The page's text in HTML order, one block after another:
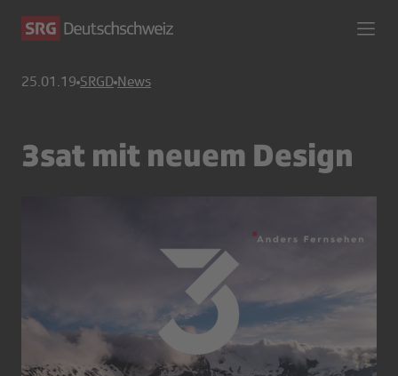
25.01.19 SRGD News
3sat mit neuem Design